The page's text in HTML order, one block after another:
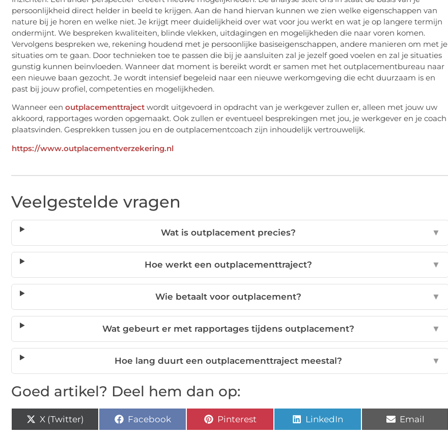
persoonlijkheid direct helder in beeld te krijgen. Aan de hand hiervan kunnen we zien welke eigenschappen van
nature bij je horen en welke niet. Je krijgt meer duidelijkheid over wat voor jou werkt en wat je op langere termijn
ondermijnt. We bespreken kwaliteiten, blinde vlekken, uitdagingen en mogelijkheden die naar voren komen.
Vervolgens bespreken we, rekening houdend met je persoonlijke basiseigenschappen, andere manieren om met je
situaties om te gaan. Door technieken toe te passen die bij je aansluiten zal je jezelf goed voelen en zal je situaties
gunstig kunnen beïnvloeden. Wanneer dat moment is bereikt wordt er samen met het outplacementbureau naar
een nieuwe baan gezocht. Je wordt intensief begeleid naar een nieuwe werkomgeving die echt duurzaam is en
past bij jouw profiel, competenties en mogelijkheden.
Wanneer een outplacementtraject wordt uitgevoerd in opdracht van je werkgever zullen er, alleen met jouw uw
akkoord, rapportages worden opgemaakt. Ook zullen er eventueel besprekingen met jou, je werkgever en je coach
plaatsvinden. Gesprekken tussen jou en de outplacementcoach zijn inhoudelijk vertrouwelijk.
https://www.outplacementverzekering.nl
Veelgestelde vragen
Wat is outplacement precies? ▼
Hoe werkt een outplacementtraject? ▼
Wie betaalt voor outplacement? ▼
Wat gebeurt er met rapportages tijdens outplacement? ▼
Hoe lang duurt een outplacementtraject meestal? ▼
Goed artikel? Deel hem dan op:
X (Twitter) Facebook Pinterest LinkedIn Email